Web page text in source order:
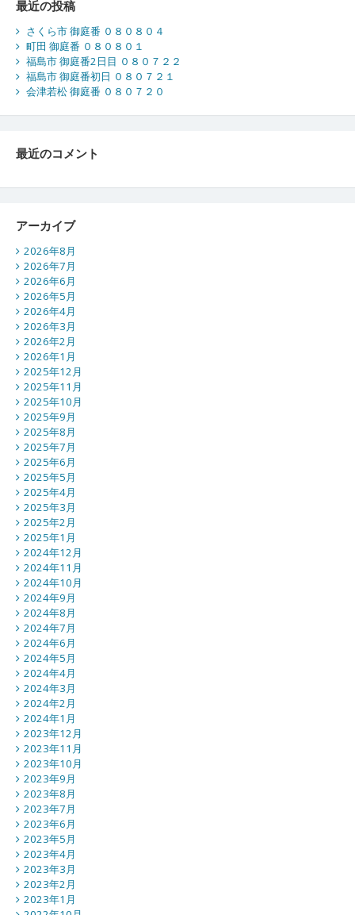
最近の投稿
さくら市 御庭番 ０８０８０４
町田 御庭番 ０８０８０１
福島市 御庭番2日目 ０８０７２２
福島市 御庭番初日 ０８０７２１
会津若松 御庭番 ０８０７２０
最近のコメント
アーカイブ
2026年8月
2026年7月
2026年6月
2026年5月
2026年4月
2026年3月
2026年2月
2026年1月
2025年12月
2025年11月
2025年10月
2025年9月
2025年8月
2025年7月
2025年6月
2025年5月
2025年4月
2025年3月
2025年2月
2025年1月
2024年12月
2024年11月
2024年10月
2024年9月
2024年8月
2024年7月
2024年6月
2024年5月
2024年4月
2024年3月
2024年2月
2024年1月
2023年12月
2023年11月
2023年10月
2023年9月
2023年8月
2023年7月
2023年6月
2023年5月
2023年4月
2023年3月
2023年2月
2023年1月